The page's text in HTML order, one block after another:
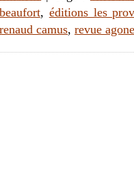
, éditions les
renaud camus, revue agone